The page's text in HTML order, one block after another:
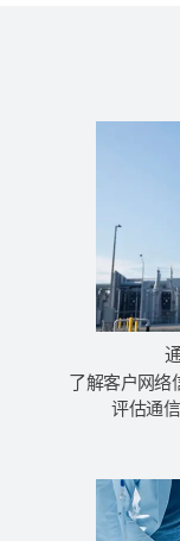
了解客户网络
评估通